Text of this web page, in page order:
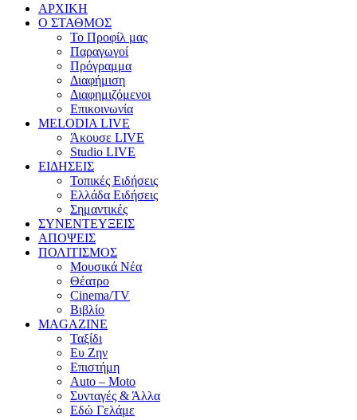
ΑΡΧΙΚΗ
Ο ΣΤΑΘΜΟΣ
Το Προφίλ μας
Παραγωγοί
Πρόγραμμα
Διαφήμιση
Διαφημιζόμενοι
Επικοινωνία
MELODIA LIVE
Άκουσε LIVE
Studio LIVE
ΕΙΔΗΣΕΙΣ
Τοπικές Ειδήσεις
Ελλάδα Ειδήσεις
Σημαντικές
ΣΥΝΕΝΤΕΥΞΕΙΣ
ΑΠΟΨΕΙΣ
ΠΟΛΙΤΙΣΜΟΣ
Μουσικά Νέα
Θέατρο
Cinema/TV
Βιβλίο
MAGAZINE
Ταξίδι
Ευ Ζην
Επιστήμη
Auto – Moto
Συνταγές & Άλλα
Εδώ Γελάμε